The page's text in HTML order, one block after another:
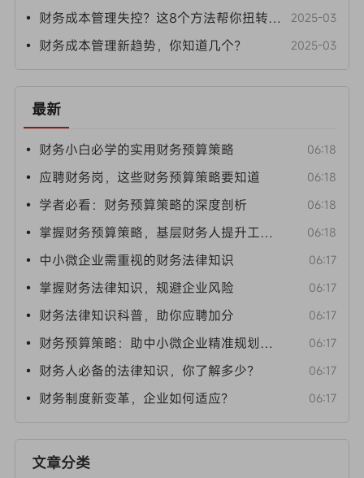
• 财务成本管理失控？这8个方法帮你扭转局面 2025-03
• 财务成本管理新趋势，你知道几个？ 2025-03
最新
• 财务小白必学的实用财务预算策略 06:18
• 应聘财务岗，这些财务预算策略要知道 06:18
• 学者必看：财务预算策略的深度剖析 06:18
• 掌握财务预算策略，基层财务人提升工作效能 06:18
• 中小微企业需重视的财务法律知识 06:17
• 掌握财务法律知识，规避企业风险 06:17
• 财务法律知识科普，助你应聘加分 06:17
• 财务预算策略：助中小微企业精准规划资金 06:17
• 财务人必备的法律知识，你了解多少？ 06:17
• 财务制度新变革，企业如何适应？ 06:17
文章分类